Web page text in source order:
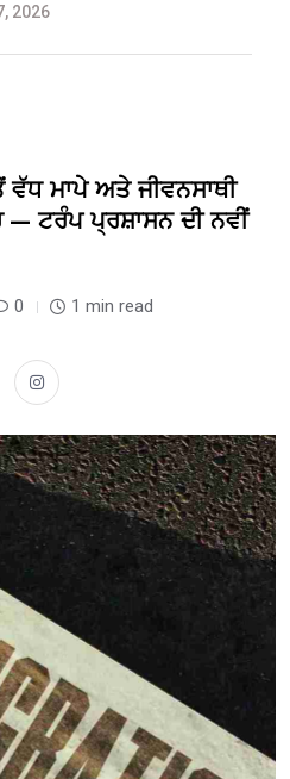
2026
ਮਾਪੇ ਅਤੇ ਜੀਵਨਸਾਥੀ
— ਟਰੰਪ ਪ੍ਰਸ਼ਾਸਨ ਦੀ ਨਵੀਂ
0 1 min read